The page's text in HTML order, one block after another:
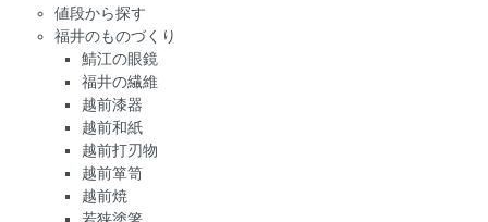
値段から探す
福井のものづくり
鯖江の眼鏡
福井の繊維
越前漆器
越前和紙
越前打刃物
越前箪笥
越前焼